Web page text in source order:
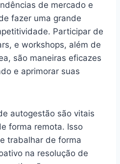
de mercado e
fazer uma grande
Participar de
e workshops, além de
são maneiras eficazes
e aprimorar suas
autogestão são vitais
forma remota. Isso
trabalhar de forma
na resolução de